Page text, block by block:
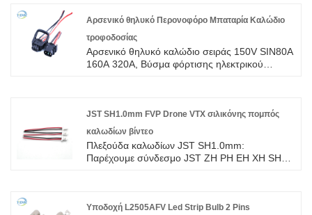
καλωδίων σύνδεσης TE, καλώς ήρθατε στην
έρευνα.
Αρσενικό θηλυκό Περονοφόρο Μπαταρία Καλώδιο
τροφοδοσίας
Αρσενικό θηλυκό καλώδιο σειράς 150V SIN80A
160A 320A, Βύσμα φόρτισης ηλεκτρικού
ποιότητας χύτευση με έγχυση PA6,
επιβραδυντικό πυρκαγιάς βαθμού V0, αντοχή
στη θερμοκρασία -40â~115â, με πιστοποίηση
CE, UL, ROHS. Οι ακροδέκτες των μεταλλικών
αγώγιμων επαφών και των βελόνων σήματος
JST SH1.0mm FVP Drone VTX σιλικόνης πομπός
καλωδίων βίντεο
Πλεξούδα καλωδίων JST SH1.0mm:
Παρέχουμε σύνδεσμο JST ZH PH EH XH SH
Υποδοχή L2505AFV Led Strip Bulb 2 Pins